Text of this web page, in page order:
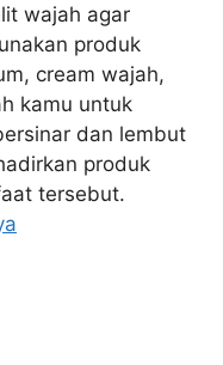
wajah agar
produk
cream wajah,
kamu untuk
dan lembut
produk
tersebut.